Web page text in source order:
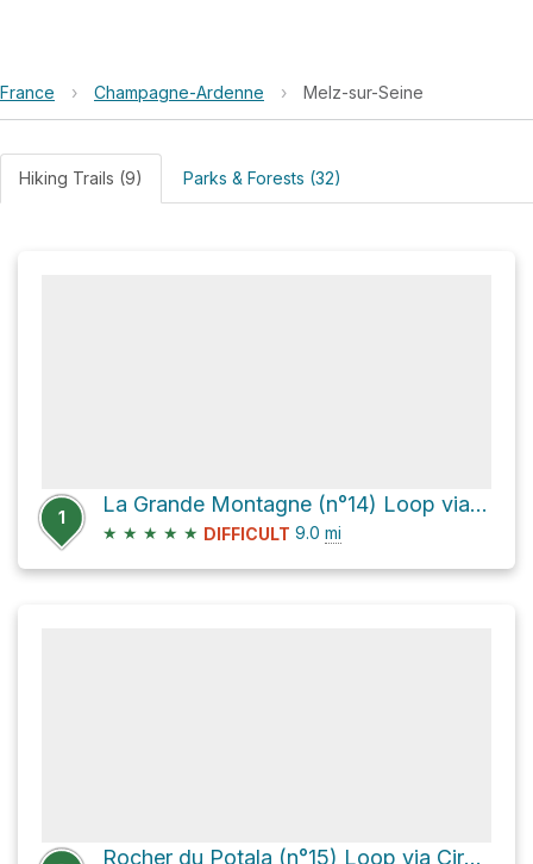
France › Champagne-Ardenne › Melz-sur-Seine
Hiking Trails (9) Parks & Forests (32)
1
La Grande Montagne (n°14) Loop via Circuit des 25 Bosses
★ ★ ★ ★ ★ DIFFICULT 9.0 mi
Rocher du Potala (n°15) Loop via Circuit des 25 Bosses